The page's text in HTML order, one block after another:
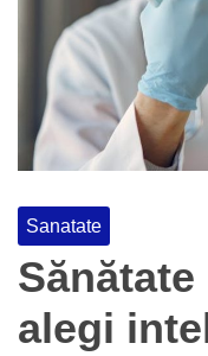
Sanatate
alegi